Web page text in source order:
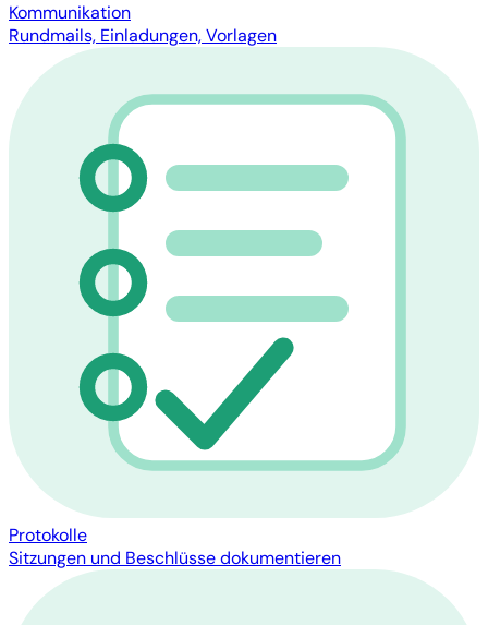
Kommunikation
Rundmails, Einladungen, Vorlagen
Protokolle
Sitzungen und Beschlüsse dokumentieren